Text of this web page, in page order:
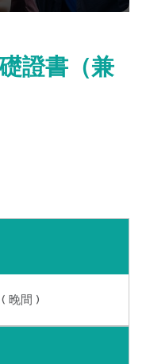
證書（兼
晚間 )